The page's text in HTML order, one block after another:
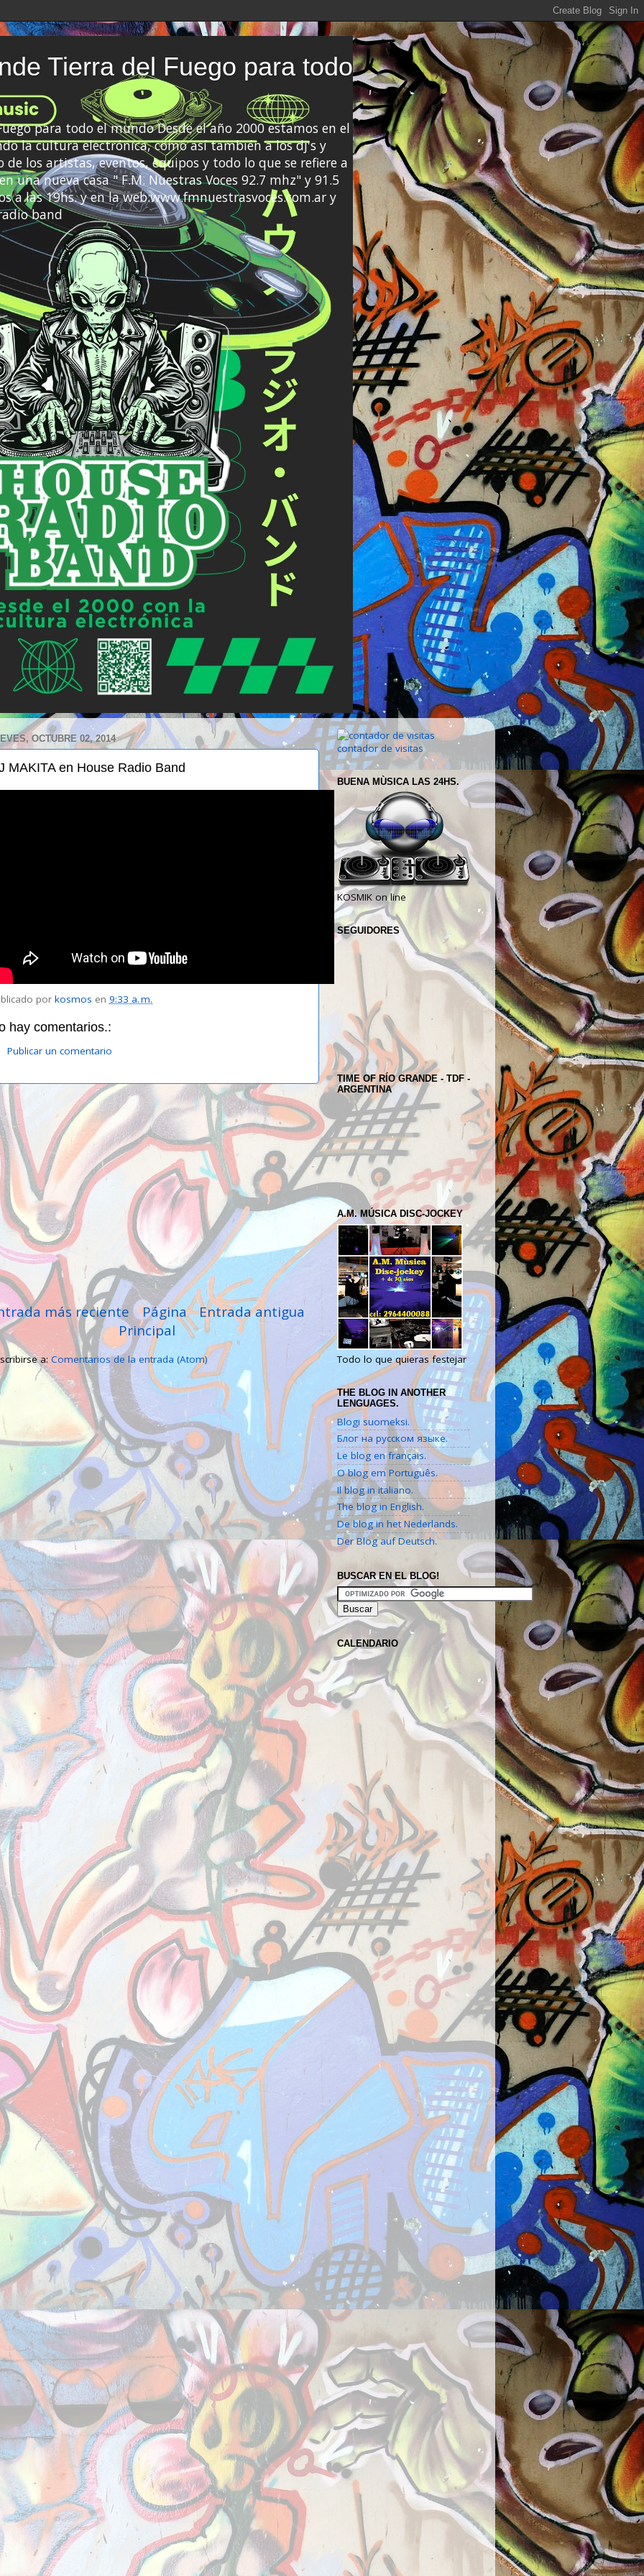
Tierra del Fuego para todo
para todo el mundo Desde el año 2000 estamos en el
la cultura electrónica, como así también a los dj's y
los artistas, eventos, equipos y todo lo que se refiere a
una nueva casa " F.M. Nuestras Voces 92.7 mhz" y 91.5
a las 19hs. y en la web:www.fmnuestrasvoces.com.ar y
band
OCTUBRE 02, 2014
MAKITA en House Radio Band
por kosmos en 9:33 a. m.
hay comentarios.:
Publicar un comentario
más reciente Entrada antigua
Página
Principal
a: Comentarios de la entrada (Atom)
contador de visitas
BUENA MÙSICA LAS 24HS.
KOSMIK on line
SEGUIDORES
TIME OF RÍO GRANDE - TDF -
ARGENTINA
A.M. MÚSICA DISC-JOCKEY
Todo lo que quieras festejar
THE BLOG IN ANOTHER
LENGUAGES.
Blogi suomeksi.
Блог на русском языке.
Le blog en français.
O blog em Português.
Il blog in italiano.
The blog in English.
De blog in het Nederlands.
Der Blog auf Deutsch.
BUSCAR EN EL BLOG!
CALENDARIO